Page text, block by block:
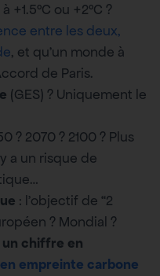
ou +2°C ?
entre les deux,
, et qu’un monde à
de Paris.
(GES) ? Uniquement le
? 2070 ? 2100 ? Plus
a un risque de
: l’objectif de “2
? Mondial ?
chiffre en
empreinte carbone